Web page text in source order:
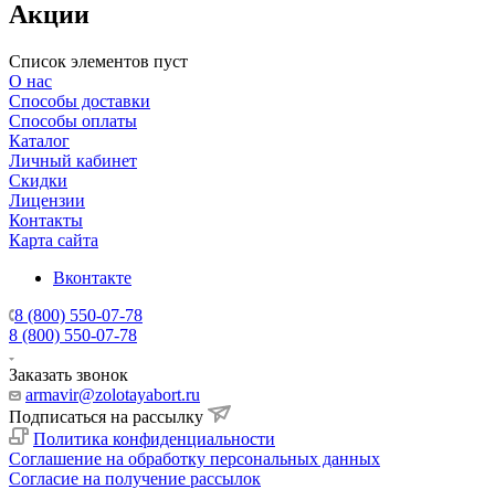
Акции
Список элементов пуст
О нас
Способы доставки
Способы оплаты
Каталог
Личный кабинет
Скидки
Лицензии
Контакты
Карта сайта
Вконтакте
8 (800) 550-07-78
8 (800) 550-07-78
Заказать звонок
armavir@zolotayabort.ru
Подписаться на рассылку
Политика конфиденциальности
Соглашение на обработку персональных данных
Согласие на получение рассылок